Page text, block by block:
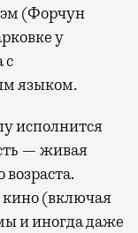
(Форчун
у
с
языком.
исполнится
— живая
(включая
и иногда даже